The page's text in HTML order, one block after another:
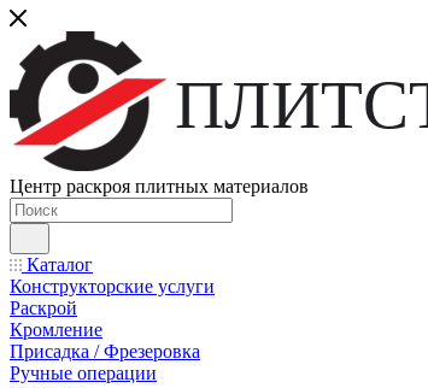
Центр раскроя плитных материалов
Каталог
Конструкторские услуги
Раскрой
Кромление
Присадка / Фрезеровка
Ручные операции